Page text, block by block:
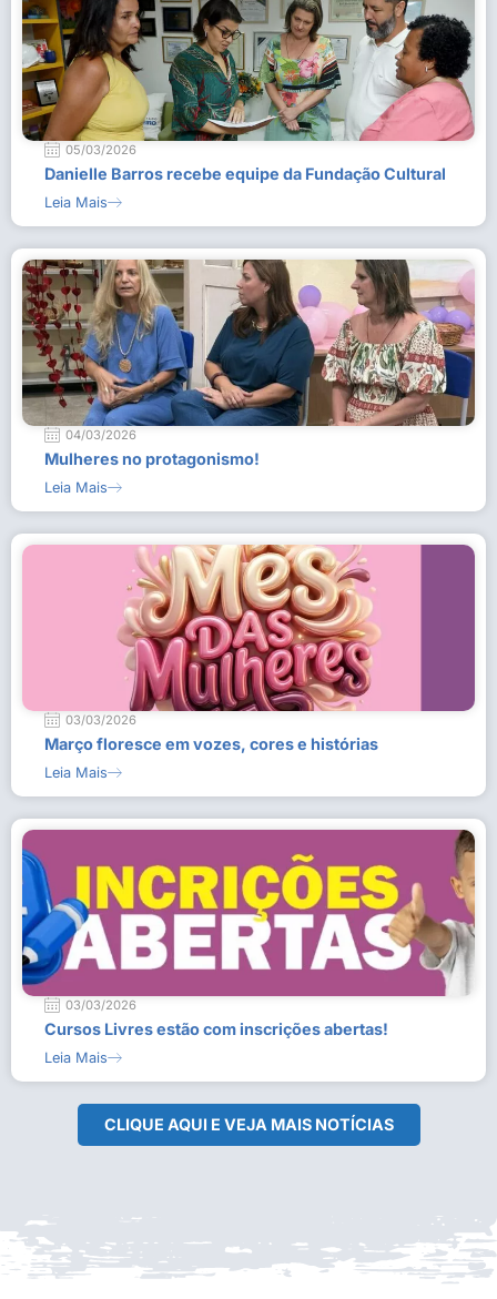
05/03/2026
Danielle Barros recebe equipe da Fundação Cultural
Leia Mais
04/03/2026
Mulheres no protagonismo!
Leia Mais
03/03/2026
Março floresce em vozes, cores e histórias
Leia Mais
03/03/2026
Cursos Livres estão com inscrições abertas!
Leia Mais
CLIQUE AQUI E VEJA MAIS NOTÍCIAS